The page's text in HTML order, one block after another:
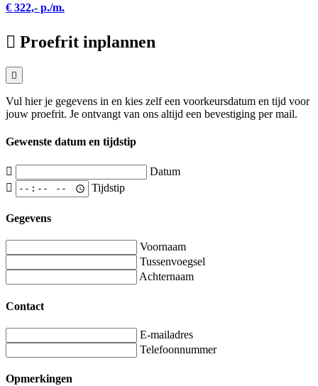
€ 322,- p./m.
Proefrit inplannen
Vul hier je gegevens in en kies zelf een voorkeursdatum en tijd voor
jouw proefrit. Je ontvangt van ons altijd een bevestiging per mail.
Gewenste datum en tijdstip
Datum
Tijdstip
Gegevens
Voornaam
Tussenvoegsel
Achternaam
Contact
E-mailadres
Telefoonnummer
Opmerkingen